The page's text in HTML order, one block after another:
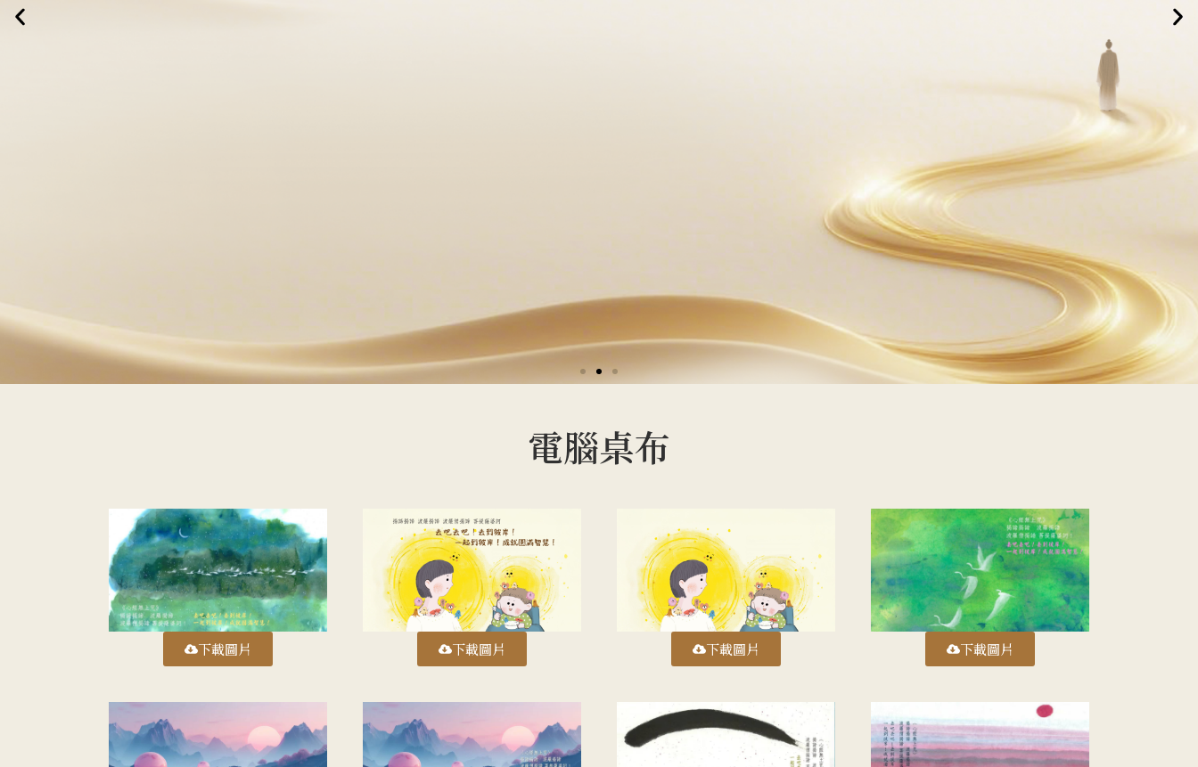
揭諦揭諦 波羅揭諦 波羅僧
揭諦 菩提薩婆訶
去吧去吧! 去到彼岸! 一起到彼岸! 成就圓滿智慧!
電腦桌布
下載圖片 下載圖片 下載圖片 下載圖片